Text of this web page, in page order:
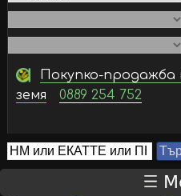
Покупко-продажба
земя
0889 254 752
S
e
Т
ъ